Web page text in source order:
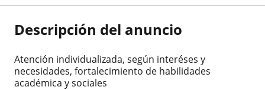
Descripción del anuncio
Atención individualizada, según interéses y
necesidades, fortalecimiento de habilidades
académica y sociales